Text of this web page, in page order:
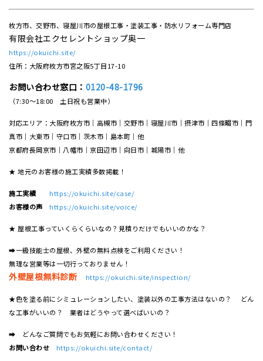
枚方市、交野市、寝屋川市の屋根工事・塗装工事・防水リフォーム専門店
有限会社エクセレントショップ奥一
https://okuichi.site/
住所：大阪府枚方市宮之阪5丁目17-10
お問い合わせ窓口： 0120-48-1796
（7:30～18:00 土日祝も営業中）
対応エリア：大阪府枚方市｜高槻市｜交野市｜寝屋川市｜摂津市｜四條畷市｜門
真市｜大東市｜守口市｜茨木市｜島本町｜他
京都府長岡京市｜八幡市｜京田辺市｜向日市｜城陽市｜他
★ 地元のお客様の施工実績多数掲載！
施工実績
https://okuichi.site/case/
お客様の声
https://okuichi.site/voice/
★ 屋根工事っていくらくらいなの？見積りだけでもいいのかな？
➡一級技能士の屋根、外壁の無料点検をご利用ください！
無理な営業等は一切行っておりません！
外壁屋根無料診断 https://okuichi.site/inspection/
★色を塗る前にシミュレーションしたい、塗装以外の工事方法はないの？ どん
な工事がいいの？ 業者はどうやって選べばいいの？
➡ どんなご質問でもお気軽にお問い合わせください！
お問い合わせ
https://okuichi.site/contact/